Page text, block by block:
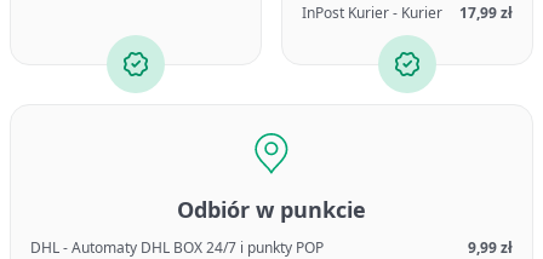
InPost Kurier - Kurier
17,99 zł
Odbiór w punkcie
DHL - Automaty DHL BOX 24/7 i punkty POP
9,99 zł